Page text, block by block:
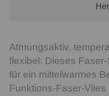
Atmungsaktiv,
flexibel: Dieses
für ein mittelwarmes
Funktions-Faser-Vlies